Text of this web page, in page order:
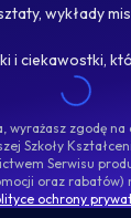
wykłady
i ciekawostki,
wyrażasz zgodę
Szkoły
Serwisu
oraz rabatów)
ochrony